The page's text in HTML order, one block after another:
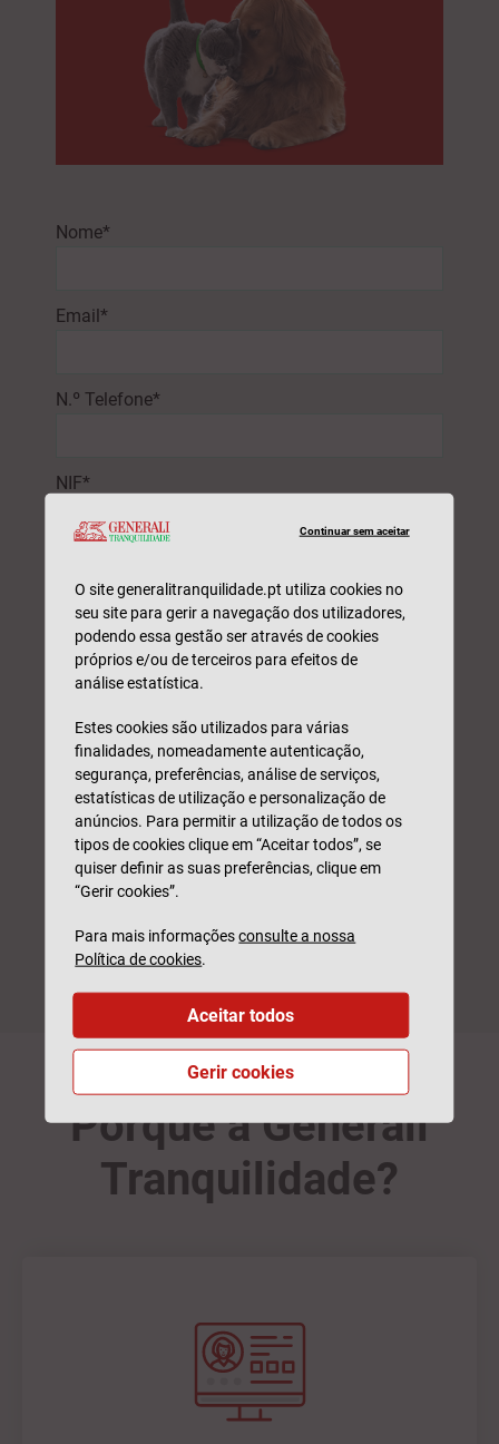
Nome*
Email*
N.º Telefone*
NIF*
Observações
Este formulário é protegido pelo reCAPTCHA, pelaPolítica de
privacidadeeTermos de Utilização da Google.
* Campo obrigatório
Li e compreendi como serãotratados os meus
dados.
PEDIR SIMULAÇÃO
Porquê a Generali
Tranquilidade?
Continuar sem aceitar
O site generalitranquilidade.pt utiliza cookies no
seu site para gerir a navegação dos utilizadores,
podendo essa gestão ser através de cookies
próprios e/ou de terceiros para efeitos de
análise estatística.
Estes cookies são utilizados para várias
finalidades, nomeadamente autenticação,
segurança, preferências, análise de serviços,
estatísticas de utilização e personalização de
anúncios. Para permitir a utilização de todos os
tipos de cookies clique em “Aceitar todos”, se
quiser definir as suas preferências, clique em
“Gerir cookies”.
Para mais informaçõesconsulte a nossa
Política de cookies.
Gerir cookies
Aceitar todos